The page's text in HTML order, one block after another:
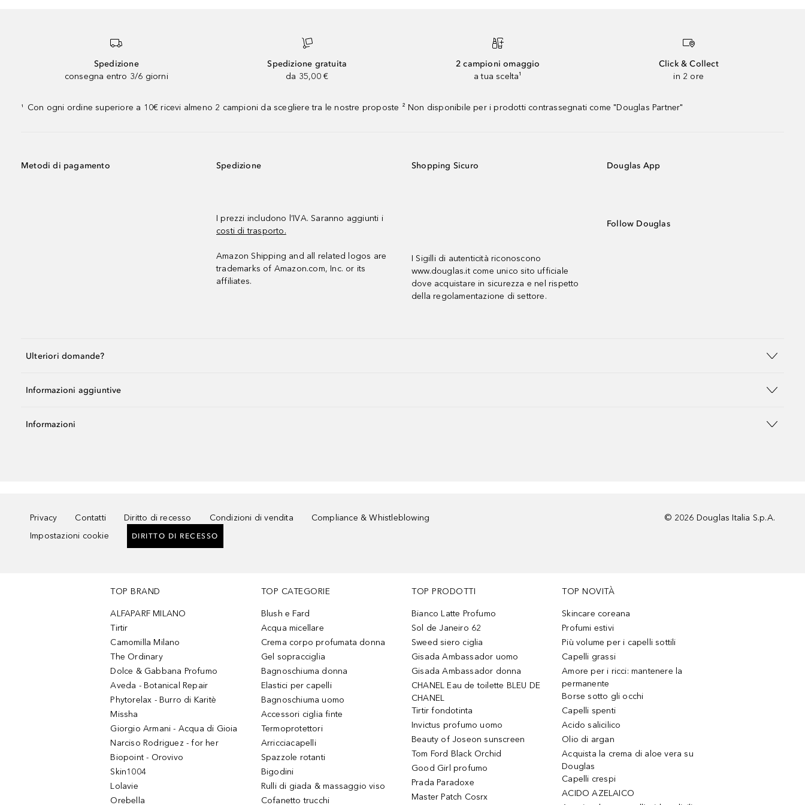
Spedizione
consegna entro 3/6 giorni
Spedizione gratuita
da 35,00 €
2 campioni omaggio
a tua scelta¹
Click & Collect
in 2 ore
¹ Con ogni ordine superiore a 10€ ricevi almeno 2 campioni da scegliere tra le nostre proposte ² Non disponibile per i prodotti contrassegnati come "Douglas Partner"
Metodi di pagamento Spedizione
I prezzi includono l’IVA. Saranno aggiunti i
costi di trasporto.
Amazon Shipping and all related logos are
trademarks of Amazon.com, Inc. or its
affiliates.
Shopping Sicuro
I Sigilli di autenticità riconoscono
www.douglas.it come unico sito ufficiale
dove acquistare in sicurezza e nel rispetto
della regolamentazione di settore.
Douglas App
Follow Douglas
Ulteriori domande?
Informazioni aggiuntive
Informazioni
Privacy Contatti Diritto di recesso Condizioni di vendita
Compliance & Whistleblowing
Impostazioni cookie
DIRITTO DI RECESSO
© 2026 Douglas Italia S.p.A.
TOP BRAND
ALFAPARF MILANO
Tirtir
Camomilla Milano
The Ordinary
Dolce & Gabbana Profumo
Aveda - Botanical Repair
Phytorelax - Burro di Karitè
Missha
Giorgio Armani - Acqua di Gioia
Narciso Rodriguez - for her
Biopoint - Orovivo
Skin1004
Lolavie
Orebella
TOP CATEGORIE
Blush e Fard
Acqua micellare
Crema corpo profumata donna
Gel sopracciglia
Bagnoschiuma donna
Elastici per capelli
Bagnoschiuma uomo
Accessori ciglia finte
Termoprotettori
Arricciacapelli
Spazzole rotanti
Bigodini
Rulli di giada & massaggio viso
Cofanetto trucchi
TOP PRODOTTI
Bianco Latte Profumo
Sol de Janeiro 62
Sweed siero ciglia
Gisada Ambassador uomo
Gisada Ambassador donna
CHANEL Eau de toilette BLEU DE
CHANEL
Tirtir fondotinta
Invictus profumo uomo
Beauty of Joseon sunscreen
Tom Ford Black Orchid
Good Girl profumo
Prada Paradoxe
Master Patch Cosrx
TOP NOVITÀ
Skincare coreana
Profumi estivi
Più volume per i capelli sottili
Capelli grassi
Amore per i ricci: mantenere la
permanente
Borse sotto gli occhi
Capelli spenti
Acido salicilico
Olio di argan
Acquista la crema di aloe vera su
Douglas
Capelli crespi
ACIDO AZELAICO